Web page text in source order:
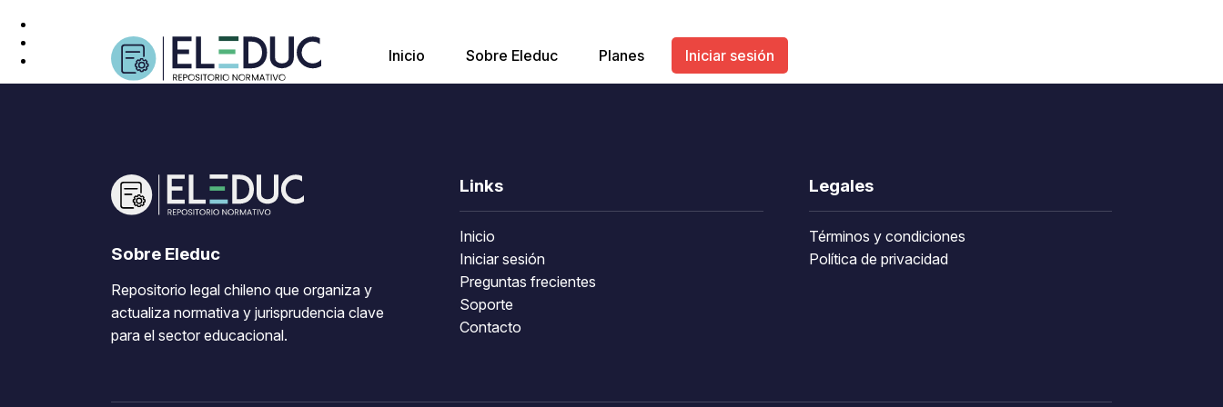
Inicio Sobre Eleduc Planes Iniciar sesión
Sobre Eleduc
Repositorio legal chileno que organiza y
actualiza normativa y jurisprudencia clave
para el sector educacional.
Links
Inicio
Iniciar sesión
Preguntas frecientes
Soporte
Contacto
Legales
Términos y condiciones
Política de privacidad